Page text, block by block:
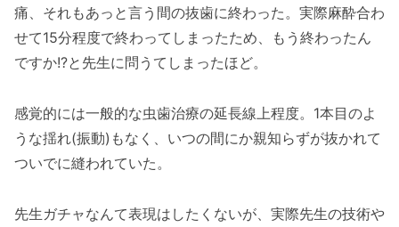
痛、それもあっと言う間の抜歯に終わった。実際麻酔合わ
せて15分程度で終わってしまったため、もう終わったん
ですか!?と先生に問うてしまったほど。
感覚的には一般的な虫歯治療の延長線上程度。1本目のよ
うな揺れ(振動)もなく、いつの間にか親知らずが抜かれて
ついでに縫われていた。
先生ガチャなんて表現はしたくないが、実際先生の技術や